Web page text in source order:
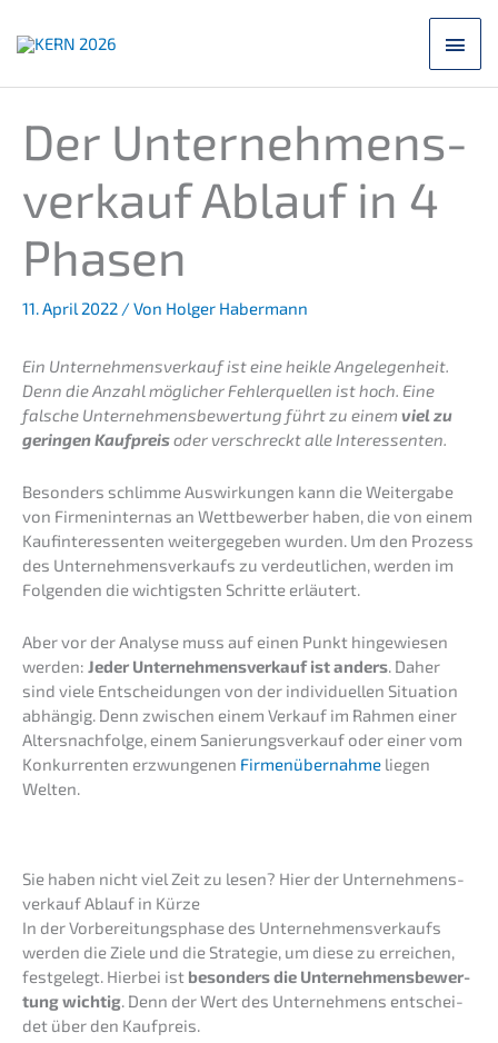
Inhalt
springen
Der Unter­nehmens­
verkauf Ablauf in 4
Phasen
11. April 2022 / Von Holger Habermann
Ein Unter­nehmens­verkauf ist eine heikle Angele­gen­heit.
Denn die Anzahl mögli­cher Fehler­quel­len ist hoch. Eine
falsche Unter­neh­mens­be­wer­tung führt zu einem viel zu
gerin­gen Kaufpreisoder verschreckt alle Interessenten.
Beson­ders schlim­me Auswir­kun­gen kann die Weiter­ga­be
von Firmen­in­ternas an Wettbe­wer­ber haben, die von einem
Kaufin­ter­es­sen­ten weiter­ge­ge­ben wurden. Um den Prozess
des Unter­neh­mens­ver­kaufs zu verdeut­li­chen, werden im
Folgen­den die wichtigs­ten Schrit­te erläutert.
Aber vor der Analy­se muss auf einen Punkt hinge­wie­sen
werden: Jeder Unter­nehmens­verkauf ist anders. Daher
sind viele Entschei­dun­gen von der indivi­du­el­len Situa­ti­on
abhän­gig. Denn zwischen einem Verkauf im Rahmen einer
Alters­nach­fol­ge, einem Sanie­rungs­ver­kauf oder einer vom
Konkur­ren­ten erzwun­ge­nen Firmen­über­nah­me liegen
Welten.
Sie haben nicht viel Zeit zu lesen? Hier der Unter­nehmens­
verkauf Ablauf in Kürze
In der Vorbe­rei­tungs­pha­se des Unter­neh­mens­ver­kaufs
werden die Ziele und die Strate­gie, um diese zu errei­chen,
festge­legt. Hierbei ist beson­ders die Unter­neh­mens­be­wer­
tung wichtig. Denn der Wert des Unter­neh­mens entschei­
det über den Kaufpreis.